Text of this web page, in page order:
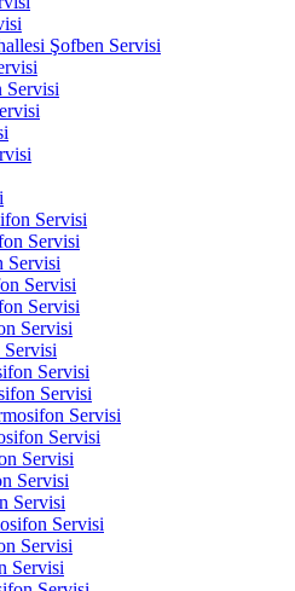
Şofben Servisi
Servisi
Servisi
Servisi
Servisi
Servisi
Servisi
Servisi
Servisi
Servisi
Servisi
Servisi
Servisi
Servisi
Servisi
Servisi
Servisi
Servisi